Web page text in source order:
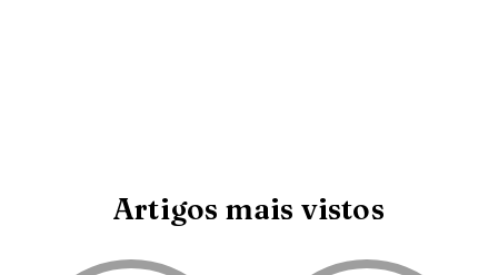
Artigos mais vistos